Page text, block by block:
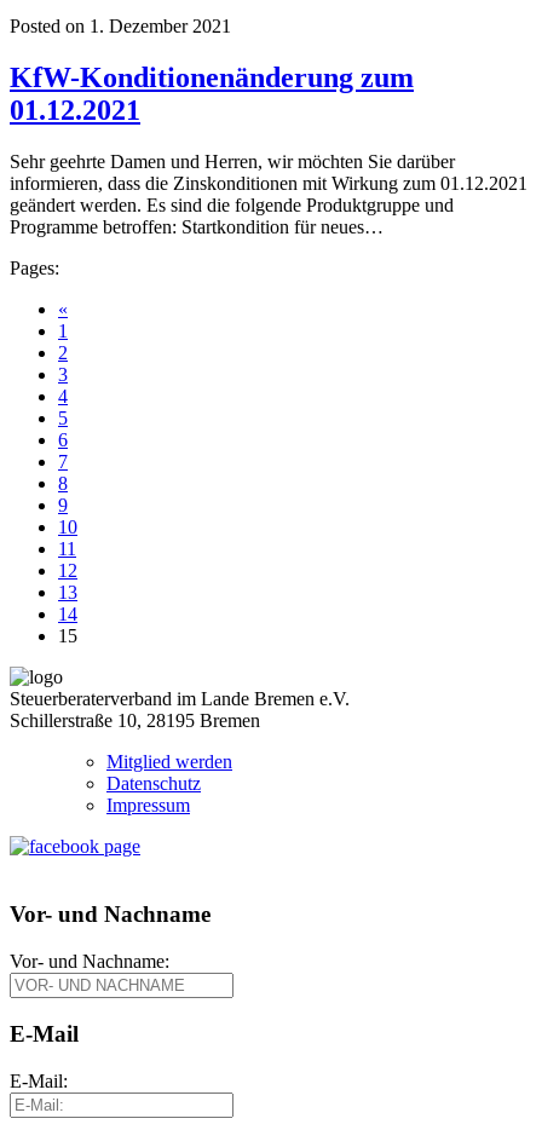
Posted on 1. Dezember 2021
KfW-Konditionenänderung zum
01.12.2021
Sehr geehrte Damen und Herren, wir möchten Sie darüber
informieren, dass die Zinskonditionen mit Wirkung zum 01.12.2021
geändert werden. Es sind die folgende Produktgruppe und
Programme betroffen: Startkondition für neues…
Pages:
«
1
2
3
4
5
6
7
8
9
10
11
12
13
14
15
Steuerberaterverband im Lande Bremen e.V.
Schillerstraße 10, 28195 Bremen
Mitglied werden
Datenschutz
Impressum
Vor- und Nachname
Vor- und Nachname:
E-Mail
E-Mail: